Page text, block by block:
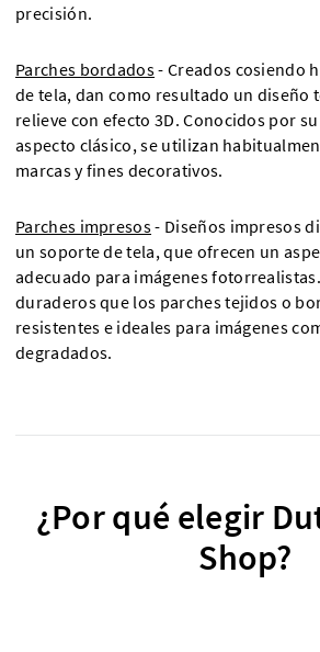
precisión.
Parches bordados- Creados cosiendo
de tela, dan como resultado un diseño
relieve con efecto 3D. Conocidos por
aspecto clásico, se utilizan
marcas y fines decorativos.
Parches impresos- Diseños impresos
un soporte de tela, que ofrecen un
adecuado para imágenes
duraderos que los parches tejidos o
resistentes e ideales para imágenes
degradados.
¿Por qué elegir
Shop?